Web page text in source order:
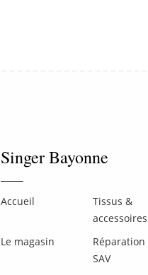
Singer Bayonne
Accueil
Tissus &
accessoires
Le magasin
Réparation
SAV